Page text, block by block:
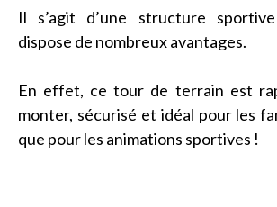
Il s’agit d’une structure
dispose de nombreux avantages.
En effet, ce tour de terrain est
monter, sécurisé et idéal pour les
que pour les animations sportives !